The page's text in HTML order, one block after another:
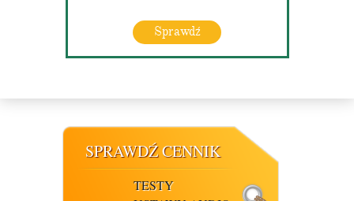
Sprawdź
SPRAWDŹ CENNIK
TESTY